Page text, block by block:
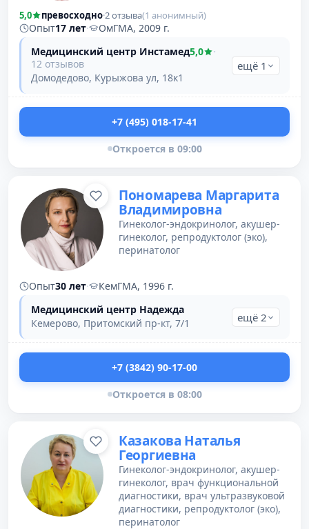
5,0 превосходно·2 отзыва(1 анонимный)
Опыт17 лет·
ОмГМА, 2009 г.
Медицинский центр Инстамед5,0
·
12 отзывов
Домодедово, Курыжова ул, 18к1
ещё 1
+7 (495) 018-17-41
Откроется в 09:00
Пономарева Маргарита
Владимировна
Гинеколог-эндокринолог, акушер-
гинеколог, репродуктолог (эко),
перинатолог
Опыт30 лет·
КемГМА, 1996 г.
Медицинский центр Надежда
Кемерово, Притомский пр-кт, 7/1
ещё 2
+7 (3842) 90-17-00
Откроется в 08:00
Казакова Наталья
Георгиевна
Гинеколог-эндокринолог, акушер-
гинеколог, врач функциональной
диагностики, врач ультразвуковой
диагностики, репродуктолог (эко),
перинатолог